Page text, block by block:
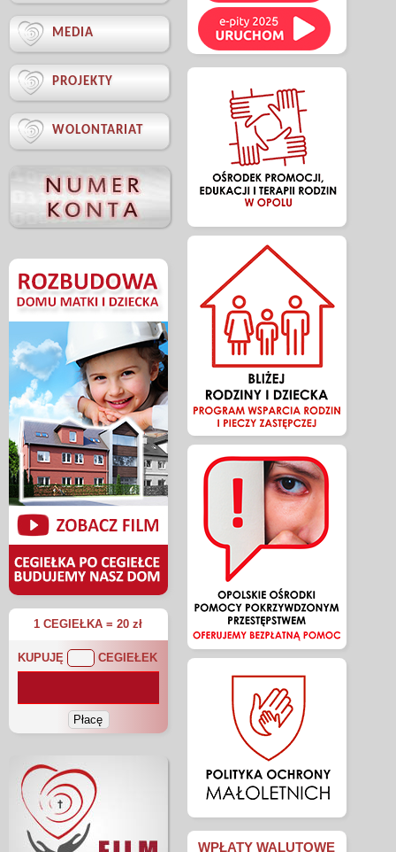
 MEDIA
 PROJEKTY
 WOLONTARIAT
1 CEGIEŁKA = 20 zł
KUPUJĘ CEGIEŁEK
WPŁATY WALUTOWE